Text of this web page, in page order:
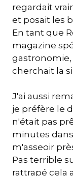
regardait
et posait les
En tant que
magazine
gastronomie,
cherchait la
J'ai aussi
je préfère le
n'était pas
minutes
m'asseoir
Pas terrible
rattrapé cela